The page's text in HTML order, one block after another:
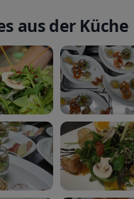
aus der Küche